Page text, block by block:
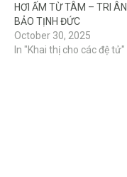
HƠI ẤM TỪ TÂM – TRI ÂN
BẢO TỊNH ĐỨC
October 30, 2025
In "Khai thị cho các đệ tử"